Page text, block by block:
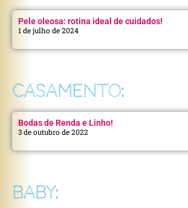
Pele oleosa: rotina ideal de cuidados!
1 de julho de 2024
CASAMENTO:
Bodas de Renda e Linho!
3 de outubro de 2022
BABY: